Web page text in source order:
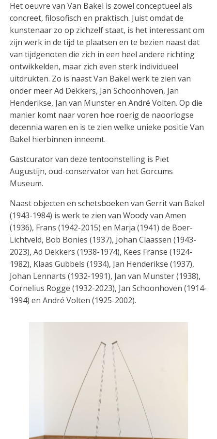
Het oeuvre van Van Bakel is zowel conceptueel als
concreet, filosofisch en praktisch. Juist omdat de
kunstenaar zo op zichzelf staat, is het interessant om
zijn werk in de tijd te plaatsen en te bezien naast dat
van tijdgenoten die zich in een heel andere richting
ontwikkelden, maar zich even sterk individueel
uitdrukten. Zo is naast Van Bakel werk te zien van
onder meer Ad Dekkers, Jan Schoonhoven, Jan
Henderikse, Jan van Munster en André Volten. Op die
manier komt naar voren hoe roerig de naoorlogse
decennia waren en is te zien welke unieke positie Van
Bakel hierbinnen inneemt.
Gastcurator van deze tentoonstelling is Piet
Augustijn, oud-conservator van het Gorcums
Museum.
Naast objecten en schetsboeken van Gerrit van Bakel
(1943-1984) is werk te zien van Woody van Amen
(1936), Frans (1942-2015) en Marja (1941) de Boer-
Lichtveld, Bob Bonies (1937), Johan Claassen (1943-
2023), Ad Dekkers (1938-1974), Kees Franse (1924-
1982), Klaas Gubbels (1934), Jan Henderikse (1937),
Johan Lennarts (1932-1991), Jan van Munster (1938),
Cornelius Rogge (1932-2023), Jan Schoonhoven (1914-
1994) en André Volten (1925-2002).